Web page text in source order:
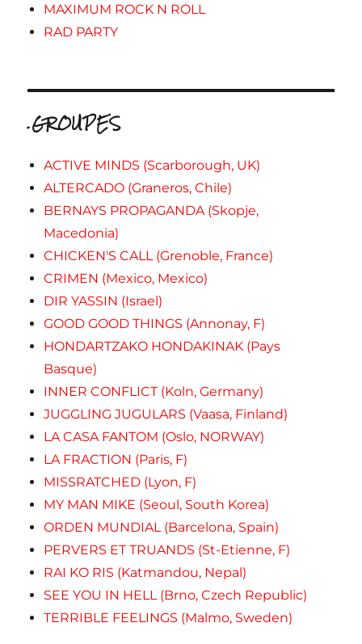
MAXIMUM ROCK N ROLL
RAD PARTY
.GROUPES
ACTIVE MINDS (Scarborough, UK)
ALTERCADO (Graneros, Chile)
BERNAYS PROPAGANDA (Skopje,
Macedonia)
CHICKEN'S CALL (Grenoble, France)
CRIMEN (Mexico, Mexico)
DIR YASSIN (Israel)
GOOD GOOD THINGS (Annonay, F)
HONDARTZAKO HONDAKINAK (Pays
Basque)
INNER CONFLICT (Koln, Germany)
JUGGLING JUGULARS (Vaasa, Finland)
LA CASA FANTOM (Oslo, NORWAY)
LA FRACTION (Paris, F)
MISSRATCHED (Lyon, F)
MY MAN MIKE (Seoul, South Korea)
ORDEN MUNDIAL (Barcelona, Spain)
PERVERS ET TRUANDS (St-Etienne, F)
RAI KO RIS (Katmandou, Nepal)
SEE YOU IN HELL (Brno, Czech Republic)
TERRIBLE FEELINGS (Malmo, Sweden)